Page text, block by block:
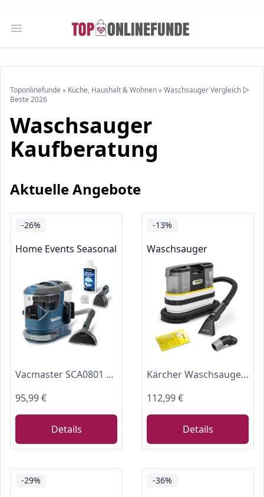
Open main menu
Toponlinefunde » Küche, Haushalt & Wohnen»Waschsauger Vergleich ▷
Beste 2026
Waschsauger
Kaufberatung
Aktuelle Angebote
-26%
Home Events Seasonal
Vacmaster SCA0801 Waschsauger Teppichreiniger Fleckenreiniger für Teppiche, Vorleger, Polster, Treppen und Autos | Nass-Trocken-Sauger Starke Saugkraft Wasser Waschen Dekontamination | 800 W
95,99 €
Details
-13%
Waschsauger
Kärcher Waschsauger SE 2 Spot Care, Aufnahmeleistung: 450 W, Frischwassertank: 1,5 l, Fläche: 2,89 m2, Gewicht: 4,2 kg, Sprühsaugschlauch, Waschpolsterdüse, Fleckendüse und Reiniger RM 519, weiß
112,99 €
Details
-29% -36%